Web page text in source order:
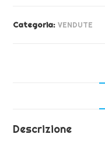
Categoria:VENDUTE
Descrizione